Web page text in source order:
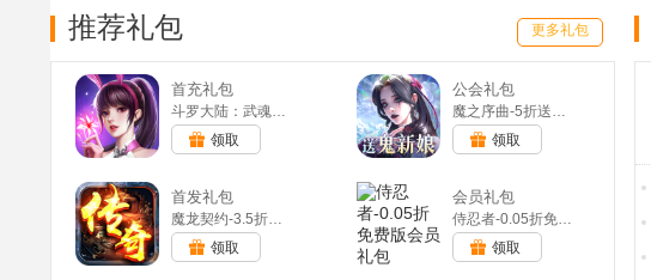
推荐礼包 更多礼包
首充礼包
斗罗大陆：武魂觉醒(满v)
领取
公会礼包
魔之序曲-5折送鬼新娘(满v)
领取
首发礼包
魔龙契约-3.5折福利传奇(满v)
领取
会员礼包
侍忍者-0.05折免费版(满v)
领取